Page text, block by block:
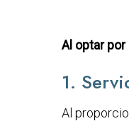
Al optar
1.
Al